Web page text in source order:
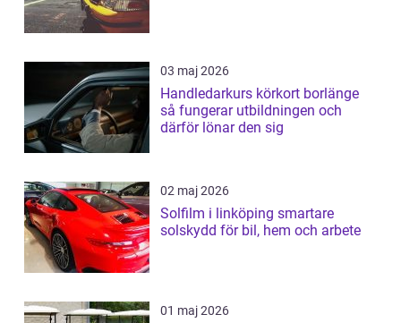
03 maj 2026
Handledarkurs körkort borlänge
så fungerar utbildningen och
därför lönar den sig
02 maj 2026
Solfilm i linköping smartare
solskydd för bil, hem och arbete
01 maj 2026